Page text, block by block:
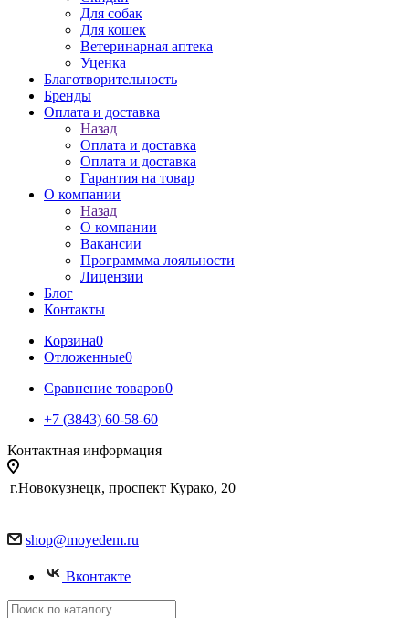
Для собак
Для кошек
Ветеринарная аптека
Уценка
Благотворительность
Бренды
Оплата и доставка
Назад
Оплата и доставка
Оплата и доставка
Гарантия на товар
О компании
Назад
О компании
Вакансии
Программма лояльности
Лицензии
Блог
Контакты
Корзина0
Отложенные0
Сравнение товаров0
+7 (3843) 60-58-60
Контактная информация
г.Новокузнецк, проспект Курако, 20
shop@moyedem.ru
Вконтакте